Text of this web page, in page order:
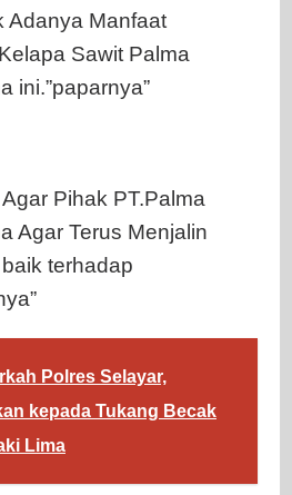
Adanya Manfaat
Sawit Palma
ini.”paparnya”
Pihak PT.Palma
Agar Terus Menjalin
terhadap
Polres Selayar,
kepada Tukang Becak
Lima